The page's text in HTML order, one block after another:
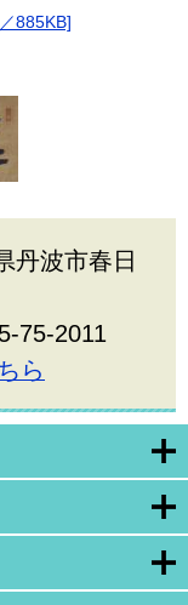
885KB]
丹波市春日
75-2011
ら